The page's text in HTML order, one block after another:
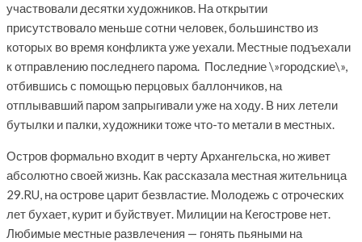
участвовали десятки художников. На открытии
присутствовало меньше сотни человек, большинство из
которых во время конфликта уже уехали. Местные подъехали
к отправлению последнего парома. Последние \»городские\»,
отбившись с помощью перцовых баллончиков, на
отплывавший паром запрыгивали уже на ходу. В них летели
бутылки и палки, художники тоже что-то метали в местных.
Остров формально входит в черту Архангельска, но живет
абсолютно своей жизнь. Как рассказала местная жительница
29.RU, на острове царит безвластие. Молодежь с отроческих
лет бухает, курит и буйствует. Милиции на Кегострове нет.
Любимые местные развлечения — гонять пьяными на